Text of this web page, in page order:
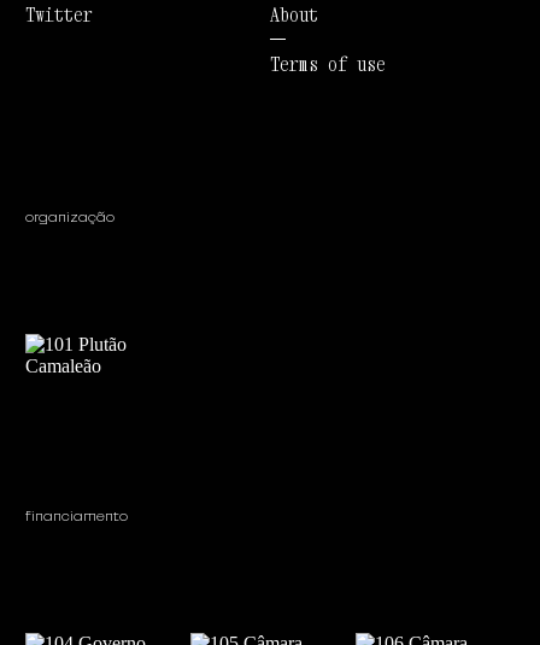
Twitter
About
Terms of use
organização
financiamento